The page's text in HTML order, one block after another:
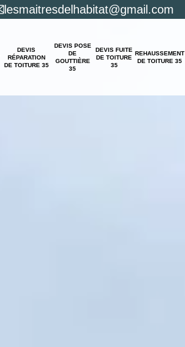
lesmaitresdelhabitat@gmail.com
DEVIS
RÉPARATION
DE TOITURE 35
DEVIS POSE
DE
GOUTTIÈRE
35
DEVIS FUITE
DE TOITURE
35
REHAUSSEMENT
DE TOITURE 35